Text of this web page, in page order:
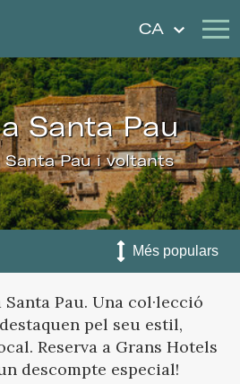
CA
Escapades
Xecs Regal
Contacte
Crear compte
a Santa Pau
Santa Pau i voltants
Pau. Una col·lecció
pel seu estil,
Reserva a Grans Hotels
descompte especial!